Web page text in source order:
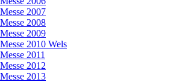
Messe 2007
Messe 2008
Messe 2009
Messe 2010 Wels
Messe 2011
Messe 2012
Messe 2013